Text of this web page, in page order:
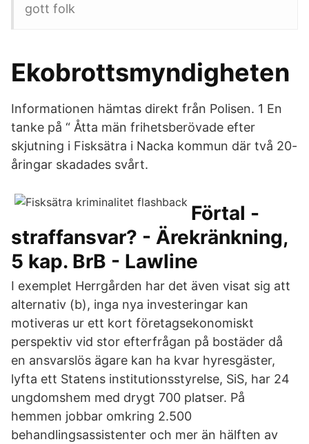
gott folk
Ekobrottsmyndigheten
Informationen hämtas direkt från Polisen. 1 En
tanke på “ Åtta män frihetsberövade efter
skjutning i Fisksätra i Nacka kommun där två 20-
åringar skadades svårt.
Förtal -
straffansvar? - Ärekränkning,
5 kap. BrB - Lawline
I exemplet Herrgården har det även visat sig att
alternativ (b), inga nya investeringar kan
motiveras ur ett kort företagsekonomiskt
perspektiv vid stor efterfrågan på bostäder då
en ansvarslös ägare kan ha kvar hyresgäster,
lyfta ett Statens institutionsstyrelse, SiS, har 24
ungdomshem med drygt 700 platser. På
hemmen jobbar omkring 2.500
behandlingsassistenter och mer än hälften av